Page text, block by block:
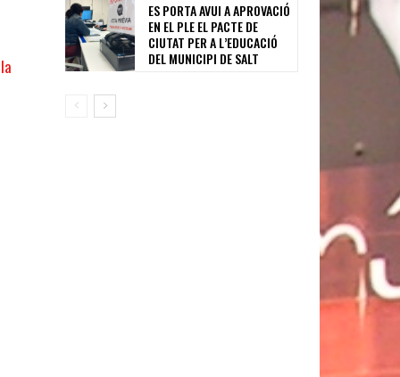
ES PORTA AVUI A APROVACIÓ
EN EL PLE EL PACTE DE
CIUTAT PER A L’EDUCACIÓ
DEL MUNICIPI DE SALT